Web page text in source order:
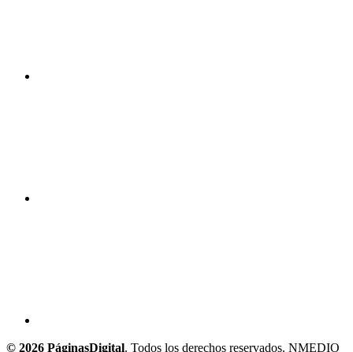
© 2026 PáginasDigital. Todos los derechos reservados. NMEDIO